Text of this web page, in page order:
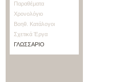
Παραθέματα
Χρονολόγιο
Βοηθ. Κατάλογοι
Σχετικά Έργα
ΓΛΩΣΣΑΡΙΟ